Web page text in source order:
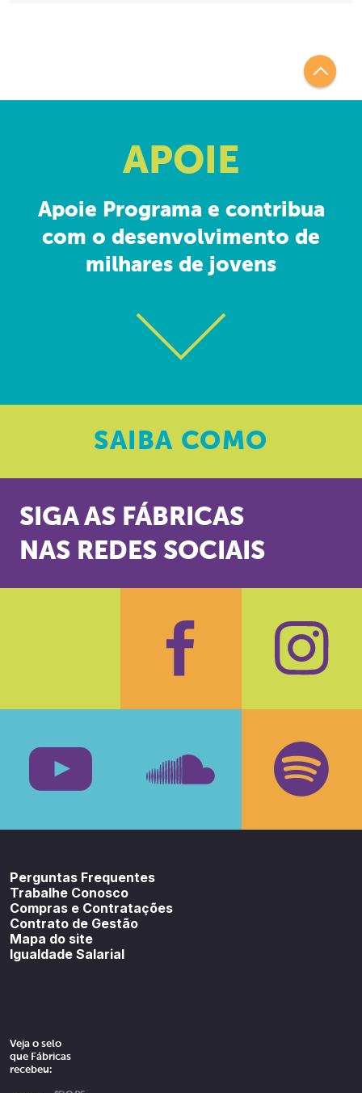
APOIE
Apoie Programa e contribua
com o desenvolvimento de
milhares de jovens
SAIBA COMO
SIGA AS FÁBRICAS
NAS REDES SOCIAIS
Facebook
Perguntas Frequentes
Trabalhe Conosco
Compras e Contratações
Contrato de Gestão
Mapa do site
Igualdade Salarial
Veja o selo
que Fábricas
recebeu: